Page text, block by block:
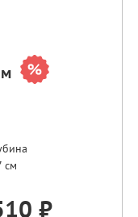
см
₽